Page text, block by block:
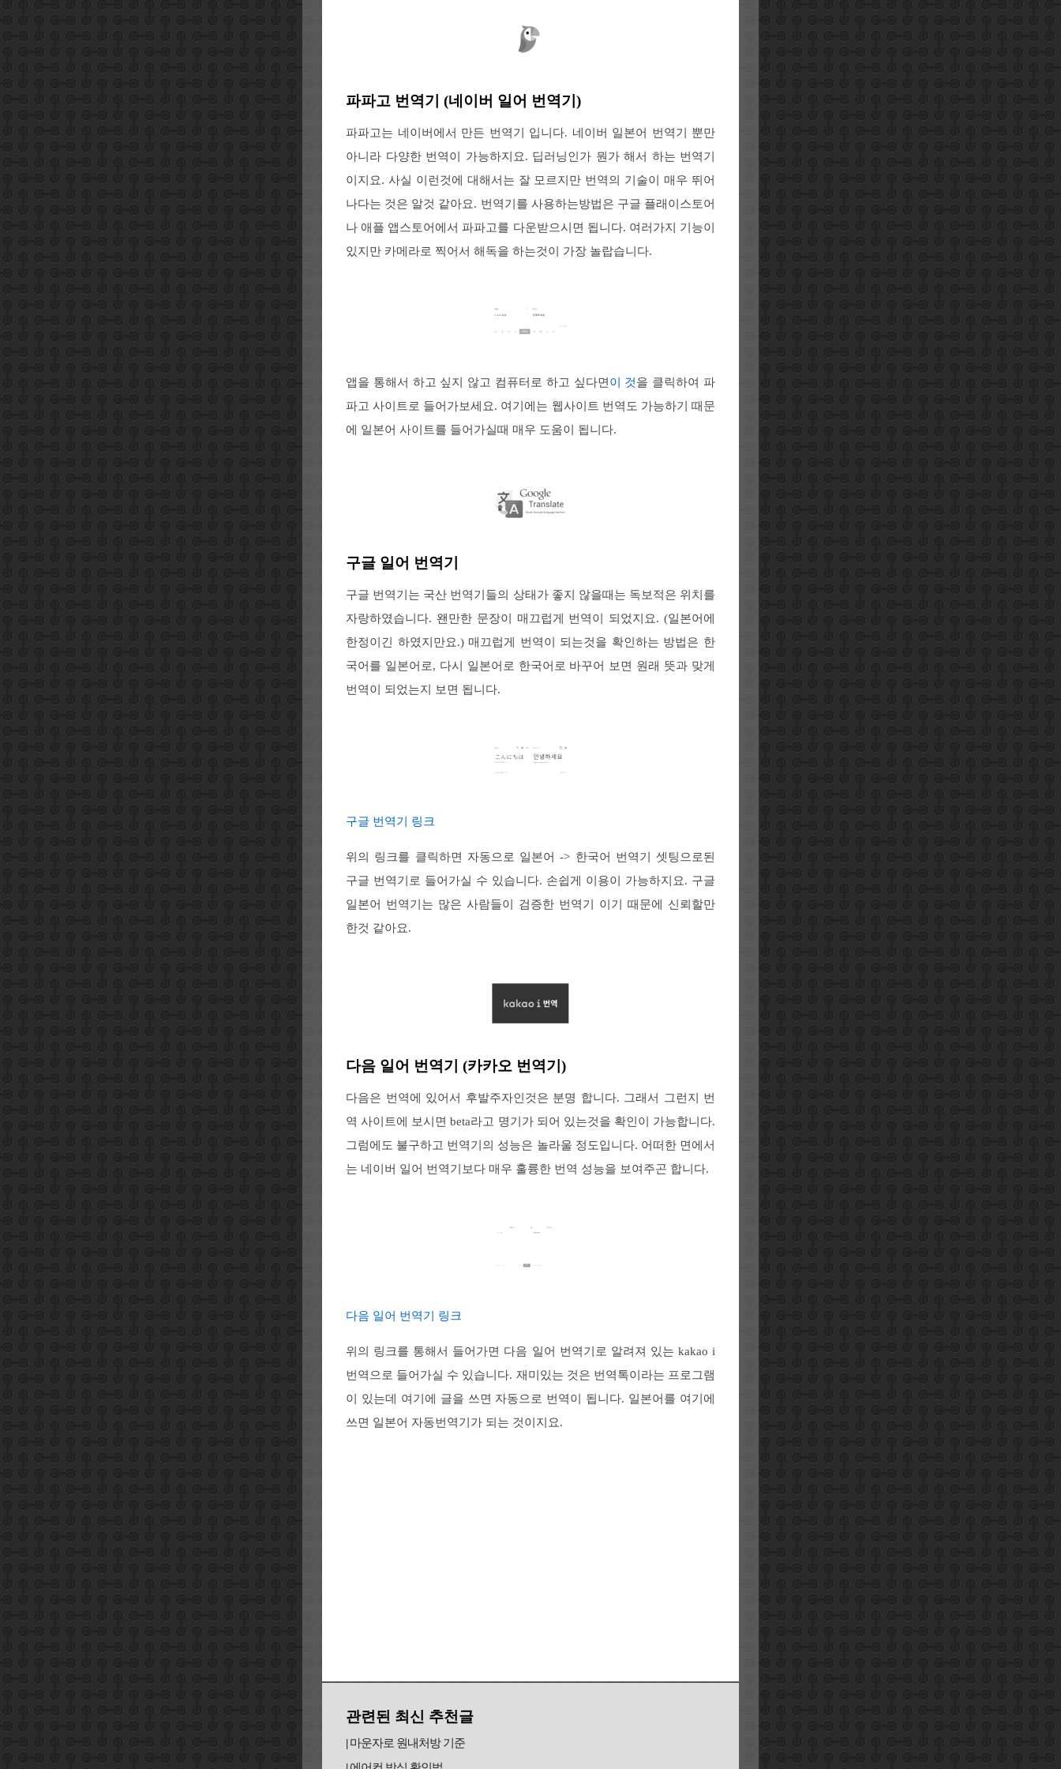
파파고 번역기 (네이버 일어 번역기)
파파고는 네이버에서 만든 번역기 입니다. 네이버 일본어 번역기 뿐만
아니라 다양한 번역이 가능하지요. 딥러닝인가 뭔가 해서 하는 번역기
이지요. 사실 이런것에 대해서는 잘 모르지만 번역의 기술이 매우 뛰어
나다는 것은 알것 같아요. 번역기를 사용하는방법은 구글 플래이스토어
나 애플 앱스토어에서 파파고를 다운받으시면 됩니다. 여러가지 기능이
있지만 카메라로 찍어서 해독을 하는것이 가장 놀랍습니다.
앱을 통해서 하고 싶지 않고 컴퓨터로 하고 싶다면 이 것을 클릭하여 파
파고 사이트로 들어가보세요. 여기에는 웹사이트 번역도 가능하기 때문
에 일본어 사이트를 들어가실때 매우 도움이 됩니다.
구글 일어 번역기
구글 번역기는 국산 번역기들의 상태가 좋지 않을때는 독보적은 위치를
자랑하였습니다. 왠만한 문장이 매끄럽게 번역이 되었지요. (일본어에
한정이긴 하였지만요.) 매끄럽게 번역이 되는것을 확인하는 방법은 한
국어를 일본어로, 다시 일본어로 한국어로 바꾸어 보면 원래 뜻과 맞게
번역이 되었는지 보면 됩니다.
구글 번역기 링크
위의 링크를 클릭하면 자동으로 일본어 -> 한국어 번역기 셋팅으로된
구글 번역기로 들어가실 수 있습니다. 손쉽게 이용이 가능하지요. 구글
일본어 번역기는 많은 사람들이 검증한 번역기 이기 때문에 신뢰할만
한것 같아요.
다음 일어 번역기 (카카오 번역기)
다음은 번역에 있어서 후발주자인것은 분명 합니다. 그래서 그런지 번
역 사이트에 보시면 beta라고 명기가 되어 있는것을 확인이 가능합니다.
그럼에도 불구하고 번역기의 성능은 놀라울 정도입니다. 어떠한 면에서
는 네이버 일어 번역기보다 매우 훌륭한 번역 성능을 보여주곤 합니다.
다음 일어 번역기 링크
위의 링크를 통해서 들어가면 다음 일어 번역기로 알려져 있는 kakao i
번역으로 들어가실 수 있습니다. 재미있는 것은 번역톡이라는 프로그램
이 있는데 여기에 글을 쓰면 자동으로 번역이 됩니다. 일본어를 여기에
쓰면 일본어 자동번역기가 되는 것이지요.
관련된 최신 추천글
마운자로 원내처방 기준